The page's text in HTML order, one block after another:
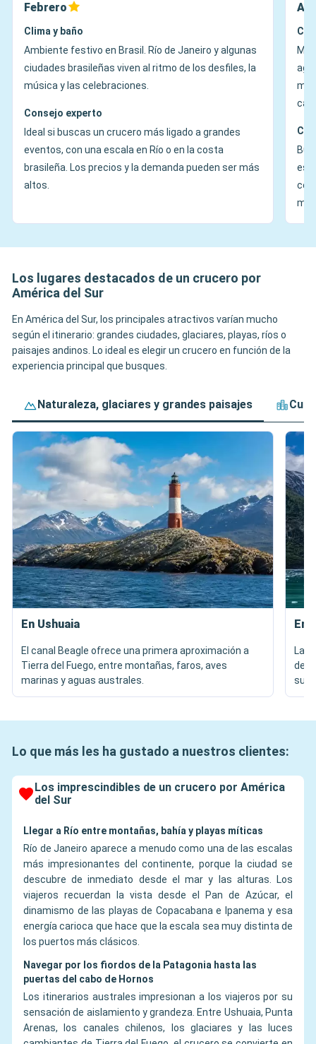
Febrero
Clima y baño
Ambiente festivo en Brasil. Río de Janeiro y algunas
ciudades brasileñas viven al ritmo de los desfiles, la
música y las celebraciones.
Consejo experto
Ideal si buscas un crucero más ligado a grandes
eventos, con una escala en Río o en la costa
brasileña. Los precios y la demanda pueden ser más
altos.
Los lugares destacados de un crucero por
América del Sur
En América del Sur, los principales atractivos varían mucho
según el itinerario: grandes ciudades, glaciares, playas, ríos o
paisajes andinos. Lo ideal es elegir un crucero en función de la
experiencia principal que busques.
Naturaleza, glaciares y grandes paisajes
En Ushuaia
El canal Beagle ofrece una primera aproximación a
Tierra del Fuego, entre montañas, faros, aves
marinas y aguas australes.
En
Las
del
Lo que más les ha gustado a nuestros clientes:
Los imprescindibles de un crucero por América
del Sur
Llegar a Río entre montañas, bahía y playas míticas
Río de Janeiro aparece a menudo como una de las escalas
más impresionantes del continente, porque la ciudad se
descubre de inmediato desde el mar y las alturas. Los
viajeros recuerdan la vista desde el Pan de Azúcar, el
dinamismo de las playas de Copacabana e Ipanema y esa
energía carioca que hace que la escala sea muy distinta de
los puertos más clásicos.
Navegar por los fiordos de la Patagonia hasta las
puertas del cabo de Hornos
Los itinerarios australes impresionan a los viajeros por su
sensación de aislamiento y grandeza. Entre Ushuaia, Punta
Arenas, los canales chilenos, los glaciares y las luces